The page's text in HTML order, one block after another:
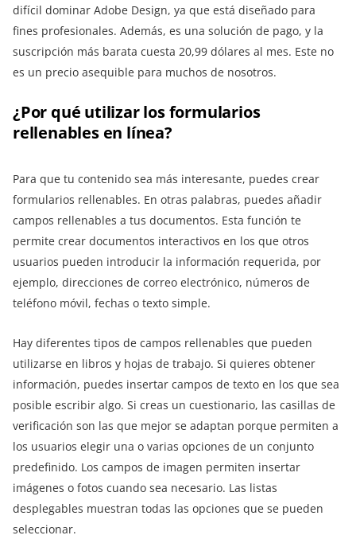
difícil dominar Adobe Design, ya que está diseñado para
fines profesionales. Además, es una solución de pago, y la
suscripción más barata cuesta 20,99 dólares al mes. Este no
es un precio asequible para muchos de nosotros.
¿Por qué utilizar los formularios
rellenables en línea?
Para que tu contenido sea más interesante, puedes crear
formularios rellenables. En otras palabras, puedes añadir
campos rellenables a tus documentos. Esta función te
permite crear documentos interactivos en los que otros
usuarios pueden introducir la información requerida, por
ejemplo, direcciones de correo electrónico, números de
teléfono móvil, fechas o texto simple.
Hay diferentes tipos de campos rellenables que pueden
utilizarse en libros y hojas de trabajo. Si quieres obtener
información, puedes insertar campos de texto en los que sea
posible escribir algo. Si creas un cuestionario, las casillas de
verificación son las que mejor se adaptan porque permiten a
los usuarios elegir una o varias opciones de un conjunto
predefinido. Los campos de imagen permiten insertar
imágenes o fotos cuando sea necesario. Las listas
desplegables muestran todas las opciones que se pueden
seleccionar.